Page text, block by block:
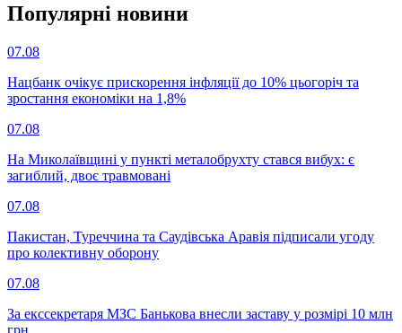
Популярнi новини
07.08
Нацбанк очікує прискорення інфляції до 10% цьогоріч та
зростання економіки на 1,8%
07.08
На Миколаївщині у пункті металобрухту стався вибух: є
загиблий, двоє травмовані
07.08
Пакистан, Туреччина та Саудівська Аравія підписали угоду
про колективну оборону
07.08
За екссекретаря МЗС Банькова внесли заставу у розмірі 10 млн
грн